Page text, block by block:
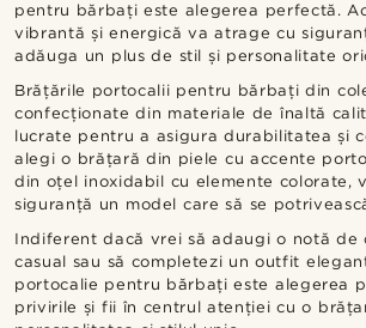
pentru bărbați este alegerea perfectă.
vibrantă și energică va atrage cu
adăuga un plus de stil și personalitate
Brățările portocalii pentru bărbați din
confecționate din materiale de înaltă
lucrate pentru a asigura durabilitatea și
alegi o brățară din piele cu accente
din oțel inoxidabil cu elemente colorate,
siguranță un model care să se
Indiferent dacă vrei să adaugi o notă de
casual sau să completezi un outfit
portocalie pentru bărbați este alegerea
privirile și fii în centrul atenției cu o